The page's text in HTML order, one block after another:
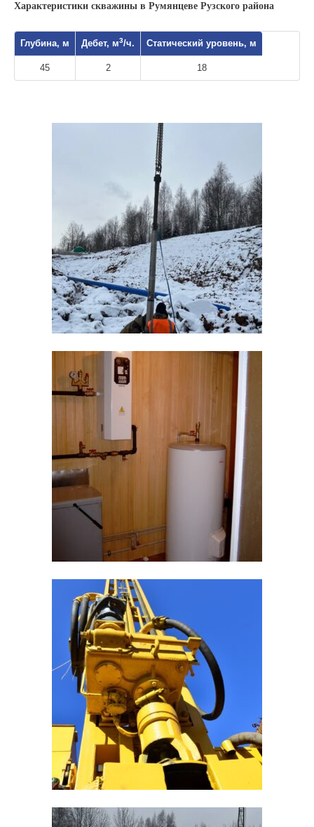
Характеристики скважины в Румянцеве Рузского района
Глубина, м Дебет, м3/ч. Статический уровень, м
45 2 18